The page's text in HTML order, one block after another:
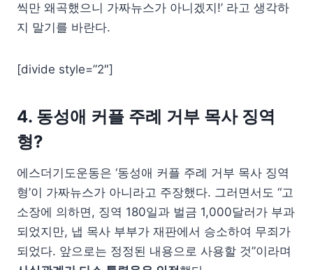
씩만 왜곡했으니 가짜뉴스가 아니겠지!’ 라고 생각하
지 말기를 바란다.
[divide style=”2″]
4. 동성애 커플 주례 거부 목사 징역
형?
에스더기도운동은 ‘동성애 커플 주례 거부 목사 징역
형’이 가짜뉴스가 아니라고 주장했다. 그러면서도 “고
소장에 의하면, 징역 180일과 벌금 1,000달러가 부과
되었지만, 냅 목사 부부가 재판에서 승소하여 무죄가
되었다. 앞으로는 정정된 내용으로 사용할 것”이라며